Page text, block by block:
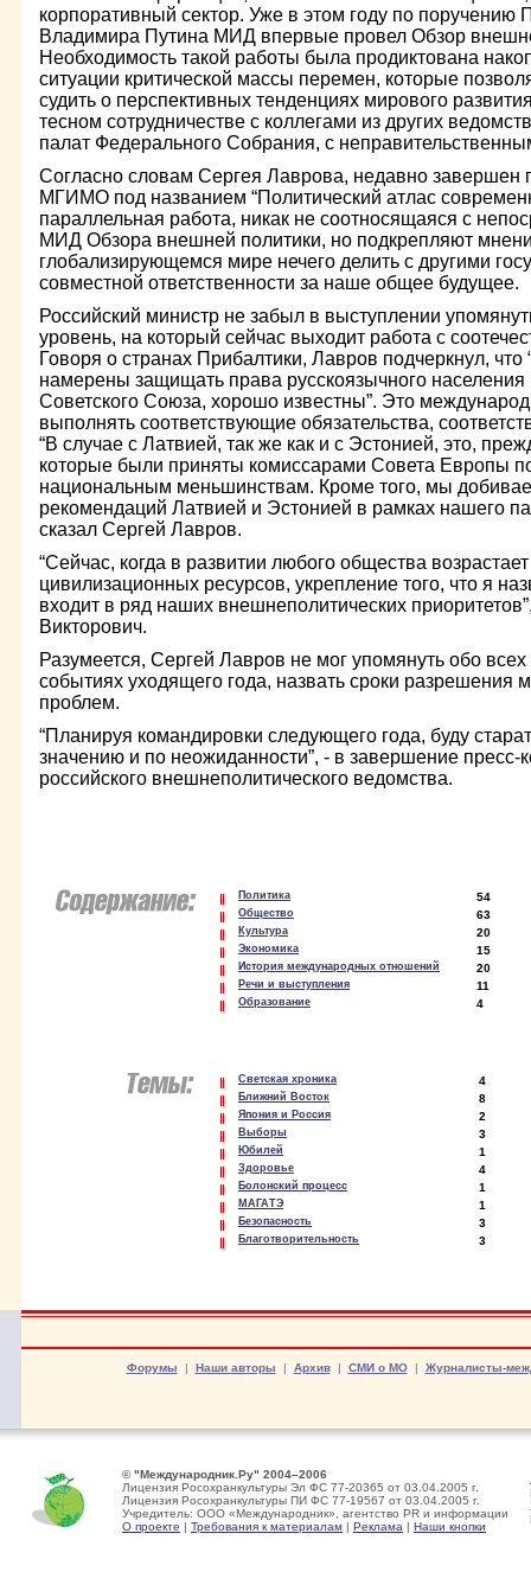
корпоративный сектор. Уже в этом году по поручению
Владимира Путина МИД впервые провел Обзор
Необходимость такой работы была продиктована
ситуации критической массы перемен, которые
судить о перспективных тенденциях мирового
тесном сотрудничестве с коллегами из других
палат Федерального Собрания, с
Согласно словам Сергея Лаврова, недавно завершен
МГИМО под названием “Политический атлас
параллельная работа, никак не соотносящаяся с
МИД Обзора внешней политики, но подкрепляют
глобализирующемся мире нечего делить с другими
совместной ответственности за наше общее будущее.
Российский министр не забыл в выступлении
уровень, на который сейчас выходит работа с
Говоря о странах Прибалтики, Лавров подчеркнул,
намерены защищать права русскоязычного
Советского Союза, хорошо известны”. Это
выполнять соответствующие обязательства,
“В случае с Латвией, так же как и с Эстонией, это,
которые были приняты комиссарами Совета Европы
национальным меньшинствам. Кроме того, мы
рекомендаций Латвией и Эстонией в рамках нашего
сказал Сергей Лавров.
“Сейчас, когда в развитии любого общества
цивилизационных ресурсов, укрепление того, что я
входит в ряд наших внешнеполитических
Викторович.
Разумеется, Сергей Лавров не мог упомянуть обо
событиях уходящего года, назвать сроки
проблем.
“Планируя командировки следующего года, буду
значению и по неожиданности”, - в завершение
российского внешнеполитического ведомства.
Политика 54
Общество 63
Культура 20
Экономика 15
История международных отношений 20
Речи и выступления 11
Образование 4
Светская хроника 4
Ближний Восток 8
Япония и Россия 2
Выборы 3
Юбилей 1
Здоровье 4
Болонский процесс 1
МАГАТЭ 1
Безопасность 3
Благотворительность 3
Форумы | Наши авторы | Архив| СМИ о МО| Журналисты-
© "Международник.Ру" 2004–2006
Лицензия Росохранкультуры Эл ФС 77-20365 от 03.04.2005 г.
Лицензия Росохранкультуры ПИ ФС 77-19567 от 03.04.2005 г.
Учредитель: ООО «Международник», агентство PR и информации
О проекте | Требования к материалам | Реклама | Наши кнопки